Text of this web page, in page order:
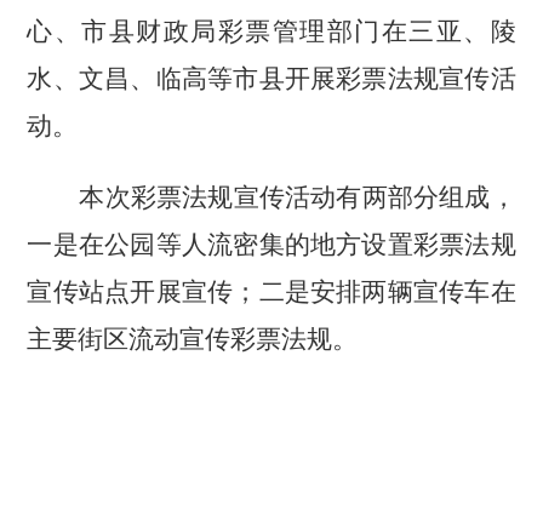
心、市县财政局彩票管理部门在三亚、陵
水、文昌、临高等市县开展彩票法规宣传活
动。
本次彩票法规宣传活动有两部分组成，
一是在公园等人流密集的地方设置彩票法规
宣传站点开展宣传 ； 二是安排两辆宣传车在
主要街区流动宣传彩票法规。